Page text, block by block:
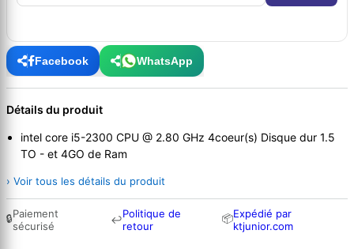
Facebook WhatsApp
Détails du produit
intel core i5-2300 CPU @ 2.80 GHz 4coeur(s) Disque dur 1.5
TO - et 4GO de Ram
› Voir tous les détails du produit
🔒Paiement
sécurisé
↩Politique de
retour
📦Expédié par
ktjunior.com